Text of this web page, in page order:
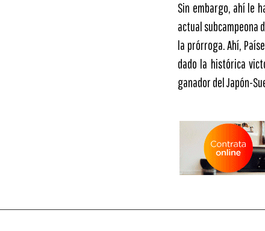
Sin embargo, ahí le
actual subcampeona
la prórroga. Ahí,
dado la histórica
ganador del Japón-